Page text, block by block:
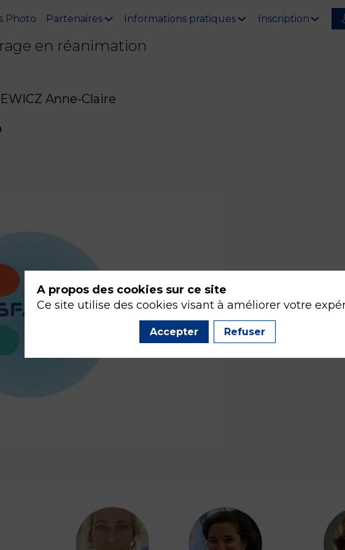
Photo Partenaires Informations pratiques Inscription
en réanimation
Anne-Claire
CA AJ
A propos des cookies sur ce site
Ce site utilise des cookies visant à améliorer votre
Accepter Refuser